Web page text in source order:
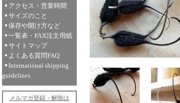
アクセス・営業時間
サイズのこと
保存や開け方など
一覧表・FAX注文用紙
サイトマップ
よくある質問FAQ
International shipping
guidelines
メルマガ登録・解除は